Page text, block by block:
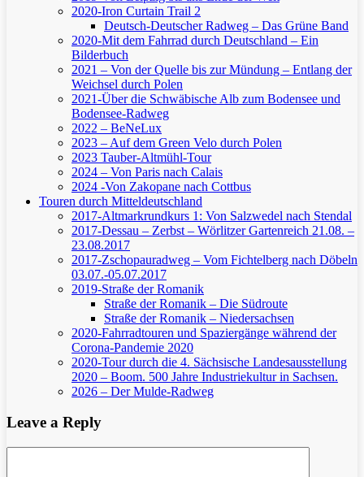
2020-Iron Curtain Trail 2
Deutsch-Deutscher Radweg – Das Grüne Band
2020-Mit dem Fahrrad durch Deutschland – Ein
Bilderbuch
2021 – Von der Quelle bis zur Mündung – Entlang der
Weichsel durch Polen
2021-Über die Schwäbische Alb zum Bodensee und
Bodensee-Radweg
2022 – BeNeLux
2023 – Auf dem Green Velo durch Polen
2023 Tauber-Altmühl-Tour
2024 – Von Paris nach Calais
2024 -Von Zakopane nach Cottbus
Touren durch Mitteldeutschland
2017-Altmarkrundkurs 1: Von Salzwedel nach Stendal
2017-Dessau – Zerbst – Wörlitzer Gartenreich 21.08. –
23.08.2017
2017-Zschopauradweg – Vom Fichtelberg nach Döbeln
03.07.-05.07.2017
2019-Straße der Romanik
Straße der Romanik – Die Südroute
Straße der Romanik – Niedersachsen
2020-Fahrradtouren und Spaziergänge während der
Corona-Pandemie 2020
2020-Tour durch die 4. Sächsische Landesausstellung
2020 – Boom. 500 Jahre Industriekultur in Sachsen.
2026 – Der Mulde-Radweg
Leave a Reply